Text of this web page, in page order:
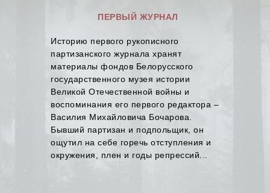
Историю первого рукописного
партизанского журнала хранят
материалы фондов Белорусского
государственного музея истории
Великой Отечественной войны и
воспоминания его первого редактора –
Василия Михайловича Бочарова.
Бывший партизан и подпольщик, он
ощутил на себе горечь отступления и
окружения, плен и годы репрессий...
ПЕРВЫЙ ЖУРНАЛ